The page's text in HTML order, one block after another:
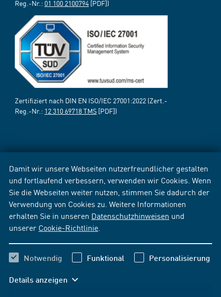
Damit wir unsere Webseiten nutzerfreundlicher gestalten
und fortlaufend verbessern, verwenden wir Cookies. Wenn
Sie die Webseiten weiter nutzen, stimmen Sie dadurch der
Verwendung von Cookies zu. Weitere Informationen
erhalten Sie in unseren Datenschutzhinweisen und
unserer Cookie-Richtlinie
Notwendig Funktional Personalisierung
Details anzeigen
Reg.-Nr.: 01 100 2100794 [PDF])
Zertifiziert nach DIN EN ISO/IEC 27001:2022 (Zert.-
Reg.-Nr.: 12 310 69718 TMS [PDF])